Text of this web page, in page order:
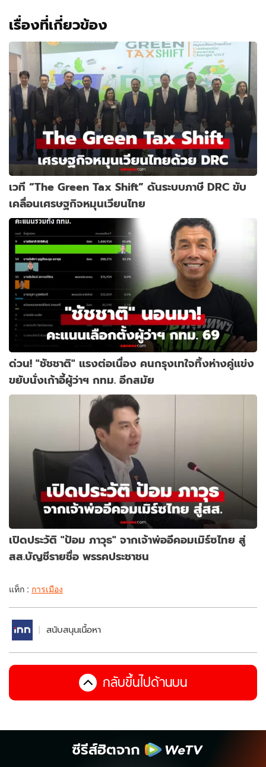
เรื่องที่เกี่ยวข้อง
เวที “The Green Tax Shift” ดันระบบภาษี DRC ขับ
เคลื่อนเศรษฐกิจหมุนเวียนไทย
ด่วน! "ชัชชาติ" แรงต่อเนื่อง คนกรุงเทใจทิ้งห่างคู่แข่ง
ขยับนั่งเก้าอี้ผู้ว่าฯ กทม. อีกสมัย
เปิดประวัติ "ป้อม ภาวุธ" จากเจ้าพ่ออีคอมเมิร์ซไทย สู่
สส.บัญชีรายชื่อ พรรคประชาชน
แท็ก : การเมือง
สนับสนุนเนื้อหา
กลับขึ้นไปด้านบน
ซีรีส์ฮิตจาก